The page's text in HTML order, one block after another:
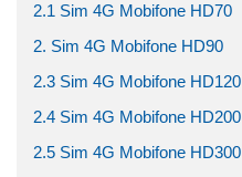
2.1 Sim 4G Mobifone HD70
2. Sim 4G Mobifone HD90
2.3 Sim 4G Mobifone HD120
2.4 Sim 4G Mobifone HD200
2.5 Sim 4G Mobifone HD300